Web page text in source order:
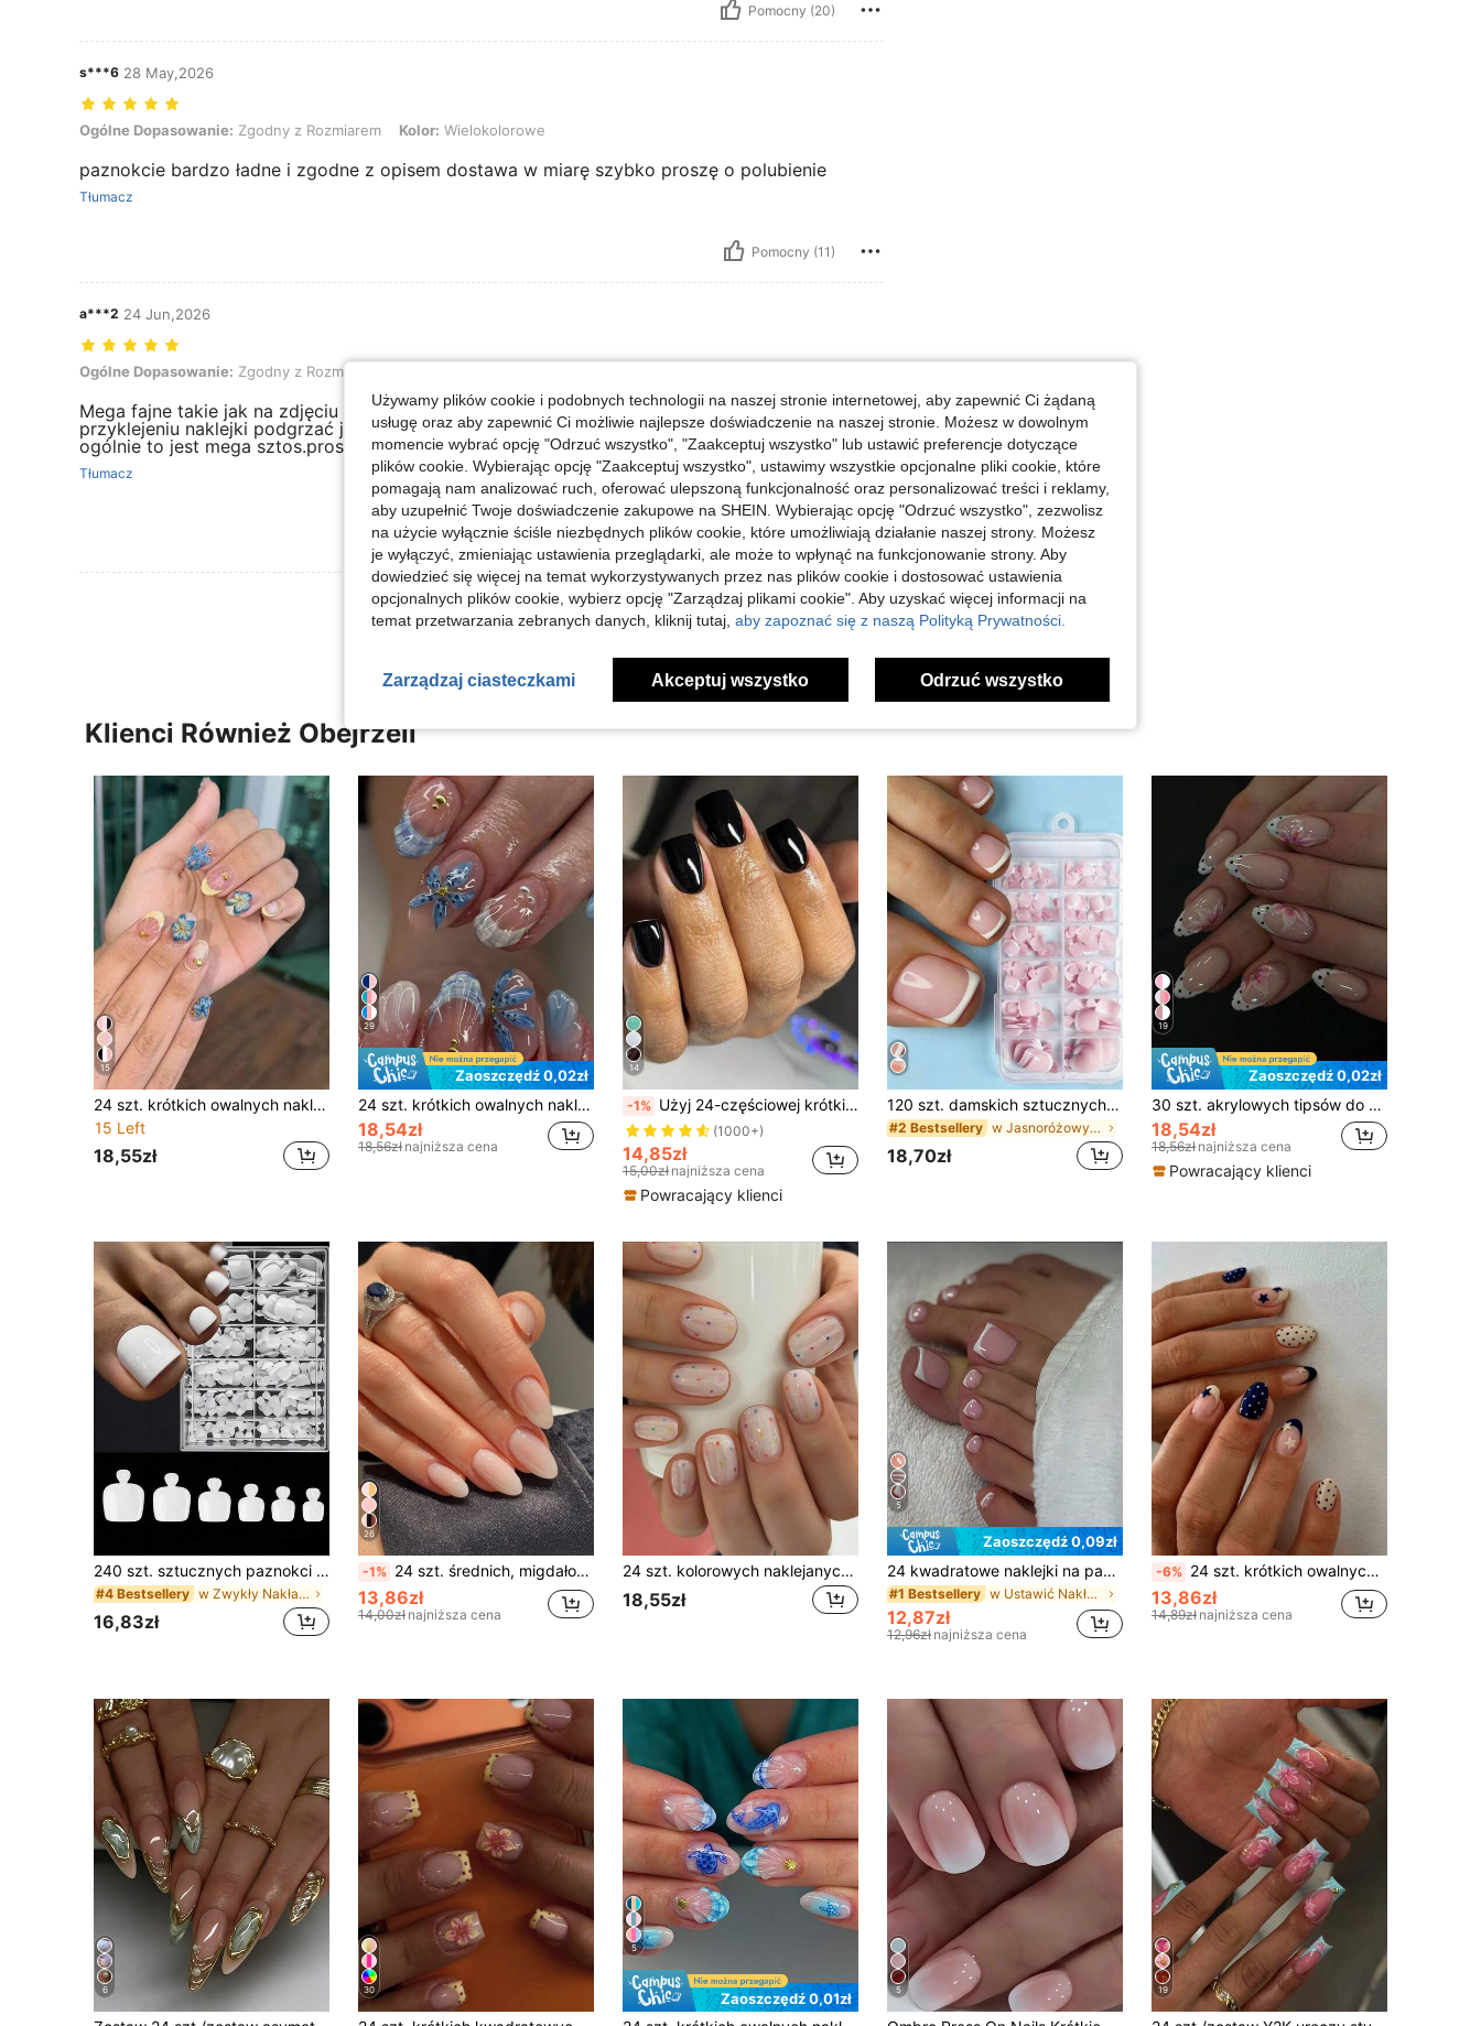
Pomocny (20)
s***6 28 May,2026
Ogólne Dopasowanie: Zgodny z Rozmiarem, Kolor: Wielokolorowe
Ogólne Dopasowanie: Zgodny z Rozmiarem Kolor: Wielokolorowe
paznokcie bardzo ładne i zgodne z opisem dostawa w miarę szybko proszę o polubienie
Tłumacz
Pomocny (11)
a***2 24 Jun,2026
Ogólne Dopasowanie: Zgodny z Rozmiarem, Kolor: Wielokolorowe
Ogólne Dopasowanie: Zgodny z Rozmiarem
Mega fajne takie jak na zdjęciu tylko by lepiej się trzymały to polecam po
przyklejeniu naklejki podgrzać ją trochę lub po prostu sobie kupić klej ale tak
ogólnie to jest mega sztos.proszę o laiki zbieram punkty
Tłumacz
Pomocny (8)
Zobacz Więcej Opinii
Klienci Również Obejrzeli
15
24 szt. krótkich owalnych naklejanych paznokci Y2K z gradientem żółtym, francuskim wzorem, 3D żelowymi niebieskimi kwiatami, złotymi perłami i 3D żelowym wzorem kropli wody, letni manicure, odpowiednie dla akrylowego zestawu sztucznych paznokci, zawiera 1 szt. kleju żelowego i 1 szt. pilniczka do paznokci, odpowiednie do codziennego użytku dla kobiet
15 Left
18,55zł
29
Zaoszczędź 0,02zł
24 szt. krótkich owalnych naklejek żelowych 3D na paznokcie, do tworzenia muszli, pereł i kwiatowych zdobień, wzór french tip, zestaw sztucznych paznokci, zawiera: 1 szt. żelu żelowego i 1 szt. pilniczka do paznokci
18,54zł
18,56zł najniższa cena
14
-1% Użyj 24-częściowej krótkiej czarnej kwadratowej prasy do paznokci z klasycznym francuskim stylem z pełną okładką, aby poprawić swój wygląd, odpowiednia na imprezy, randki i codzienne noszenie artykułów do paznokci
(1000+)
14,85zł
15,00zł najniższa cena
Powracający klienci
120 szt. damskich sztucznych paznokci na stopy w stylu francuskim, różowo-białe, pełne pokrycie, pogrubione naklejki przedłużające paznokcie, odpowiednie do DIY nail art
#2 Bestsellery w Jasnoróżowy Nakładane sztuczne paznokcie
18,70zł
19
Zaoszczędź 0,02zł
30 szt. akrylowych tipsów do paznokci w kształcie migdała w stylu francuskim z 3D żelowym kwiatem i wzorem w kropki, materiał akrylowy, zawiera 1 szt. naklejki z klejem żelowym i 1 szt. pilniczka do paznokci
18,54zł
18,56zł najniższa cena
Powracający klienci
240 szt. sztucznych paznokci u stóp, 12 rozmiarów, białe, całkowicie kryjące, samoprzylepne przedłużanie paznokci u stóp, akrylowe przedłużanie paznokci u stóp o jakości salonowej
#4 Bestsellery w Zwykły Nakładane sztuczne paznokcie
16,83zł
26
-1% 24 szt. średnich, migdałowych, błyszczących naklejek na paznokcie Ombre, zestaw do zdobienia paznokci w minimalistycznym stylu, odpowiedni dla kobiet i dziewcząt, ponadczasowy, łatwy w aplikacji, kompletne akcesoria do pielęgnacji paznokci, artykuły do paznokci
13,86zł
14,00zł najniższa cena
24 szt. kolorowych naklejanych paznokci w grochy, proste sztuczne paznokcie krótkie, sztuka paznokci, owalny kształt, zestaw do manicure z 1 arkuszem blaszek klejących i 1 pilniczkiem do paznokci, odpowiednie do codziennego noszenia
18,55zł
5
Zaoszczędź 0,09zł
24 kwadratowe naklejki na paznokcie u stóp, które pozwolą Ci stworzyć nowe zdobienia! Modna, beżowa baza w stylu retro, zestaw sztucznych paznokci u stóp w stylu french, wykończenie w kolorze Cloud White, elegancki, kremowy zestaw sztucznych paznokci u stóp w stylu french, Zaprojektowane dla kobiet i dziewcząt. Zestaw zawiera 1 arkusz samoprzylepny i 1 mini pilniczek do paznokci, żel żelowy, wysyłka losowa. Paznokcie nakładane, artykuły do zdobienia paznokci, produkty do paznokci.
#1 Bestsellery w Ustawić Nakładane sztuczne paznokcie
12,87zł
12,96zł najniższa cena
-6% 24 szt. krótkich owalnych naklejanych paznokci akrylowych w stylu francuskim z wzorem gwiazdek i grochów, wygodne dopasowanie, zawiera 1 arkusz kleju żelowego i 1 pilniczek do paznokci, odpowiednie na imprezę, taniec i do codziennego noszenia
13,86zł
14,89zł najniższa cena
6 30
5
Zaoszczędź 0,01zł 5 19
Używamy plików cookie i podobnych technologii na naszej stronie internetowej, aby zapewnić Ci żądaną
usługę oraz aby zapewnić Ci możliwie najlepsze doświadczenie na naszej stronie. Możesz w dowolnym
momencie wybrać opcję "Odrzuć wszystko", "Zaakceptuj wszystko" lub ustawić preferencje dotyczące
plików cookie. Wybierając opcję "Zaakceptuj wszystko", ustawimy wszystkie opcjonalne pliki cookie, które
pomagają nam analizować ruch, oferować ulepszoną funkcjonalność oraz personalizować treści i reklamy,
aby uzupełnić Twoje doświadczenie zakupowe na SHEIN. Wybierając opcję "Odrzuć wszystko", zezwolisz
na użycie wyłącznie ściśle niezbędnych plików cookie, które umożliwiają działanie naszej strony. Możesz
je wyłączyć, zmieniając ustawienia przeglądarki, ale może to wpłynąć na funkcjonowanie strony. Aby
dowiedzieć się więcej na temat wykorzystywanych przez nas plików cookie i dostosować ustawienia
opcjonalnych plików cookie, wybierz opcję "Zarządzaj plikami cookie". Aby uzyskać więcej informacji na
temat przetwarzania zebranych danych, kliknij tutaj, aby zapoznać się z naszą Polityką Prywatności.
Zarządzaj ciasteczkami Akceptuj wszystko Odrzuć wszystko